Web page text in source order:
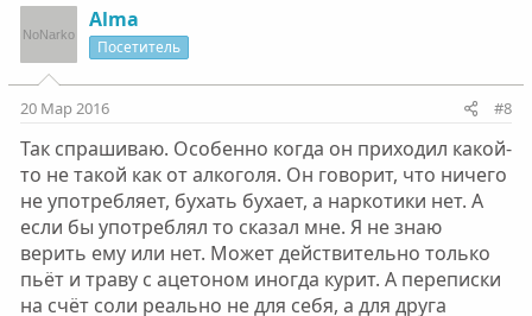
т
н
ы
й
г
о
л
т
н
ы
й
г
о
л
Alma
Посетитель
20 Мар 2016 #8
Так спрашиваю. Особенно когда он приходил какой-
то не такой как от алкоголя. Он говорит, что ничего
не употребляет, бухать бухает, а наркотики нет. А
если бы употреблял то сказал мне. Я не знаю
верить ему или нет. Может действительно только
пьёт и траву с ацетоном иногда курит. А переписки
на счёт соли реально не для себя, а для друга